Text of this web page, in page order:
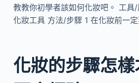
教教你初學者該如何化妝吧。 工具
化妝工具 方法/步驟 1 在化妝前一
化妝的步驟怎